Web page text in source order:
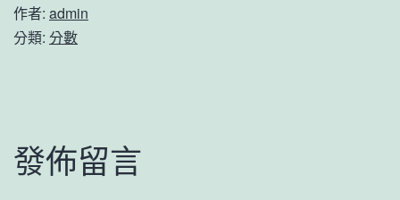
作者: admin
分類: 分數
發佈留言